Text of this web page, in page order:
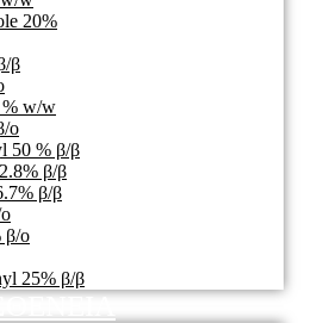
20%
β
% w/w
ο
50 % β/β
β/β
β/β
β/ο
25% β/β